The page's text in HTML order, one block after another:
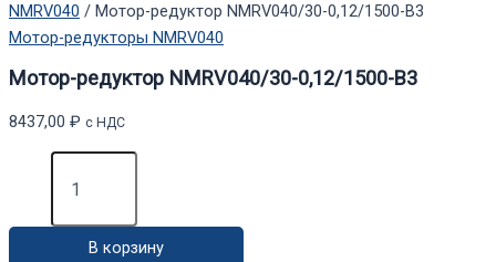
NMRV040 / Мотор-редуктор NMRV040/30-0,12/1500-B3
Мотор-редукторы NMRV040
Мотор-редуктор NMRV040/30-0,12/1500-B3
8437,00 ₽ с НДС
Количество
редуктор
NMRV040/30-В корзину